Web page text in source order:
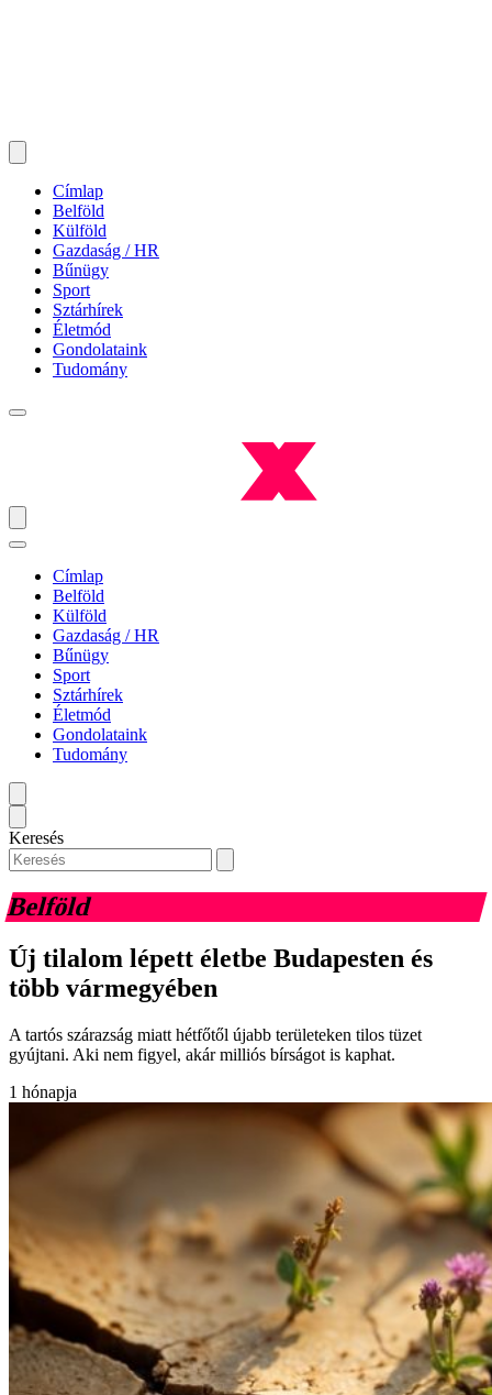
Címlap
Belföld
Külföld
Gazdaság / HR
Bűnügy
Sport
Sztárhírek
Életmód
Gondolataink
Tudomány
Címlap
Belföld
Külföld
Gazdaság / HR
Bűnügy
Sport
Sztárhírek
Életmód
Gondolataink
Tudomány
Keresés
Belföld
Új tilalom lépett életbe Budapesten és
több vármegyében
A tartós szárazság miatt hétfőtől újabb területeken tilos tüzet
gyújtani. Aki nem figyel, akár milliós bírságot is kaphat.
1 hónapja